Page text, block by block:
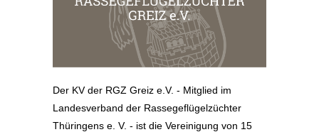
Der KV der RGZ Greiz e.V. - Mitglied im
Landesverband der Rassegeflügelzüchter
Thüringens e. V. - ist die Vereinigung von 15